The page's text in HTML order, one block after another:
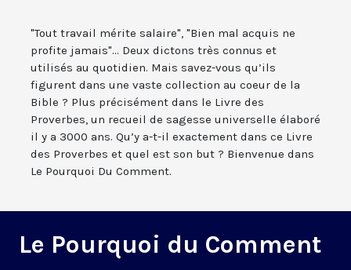
"Tout travail mérite salaire", "Bien mal acquis ne
profite jamais"... Deux dictons très connus et
utilisés au quotidien. Mais savez-vous qu’ils
figurent dans une vaste collection au coeur de la
Bible ? Plus précisément dans le Livre des
Proverbes, un recueil de sagesse universelle élaboré
il y a 3000 ans. Qu’y a-t-il exactement dans ce Livre
des Proverbes et quel est son but ? Bienvenue dans
Le Pourquoi Du Comment.
Le Pourquoi du Comment